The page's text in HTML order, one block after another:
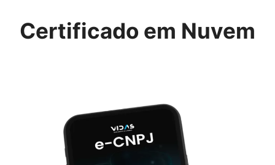
Certificado em Nuvem